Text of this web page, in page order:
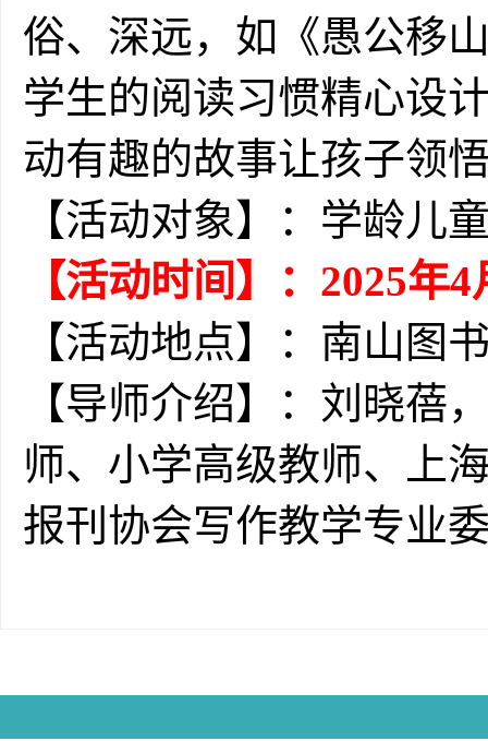
俗、深远，如《愚公移
学生的阅读习惯精心设
动有趣的故事让孩子领
【活动对象】：学龄儿
【活动时间】：2025年
【活动地点】：南山图
【导师介绍】：刘晓蓓
师、小学高级教师、上
报刊协会写作教学专业